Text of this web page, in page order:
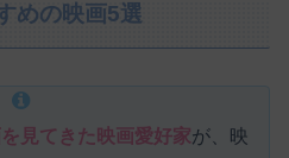
めの映画5選
見てきた映画愛好家が、映